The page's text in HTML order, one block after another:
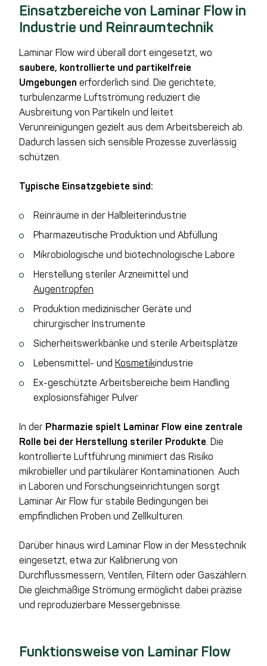
Einsatzbereiche von Laminar Flow in
Industrie und Reinraumtechnik
Laminar Flow wird überall dort eingesetzt, wo
saubere, kontrollierte und partikelfreie
Umgebungen erforderlich sind. Die gerichtete,
turbulenzarme Luftströmung reduziert die
Ausbreitung von Partikeln und leitet
Verunreinigungen gezielt aus dem Arbeitsbereich ab.
Dadurch lassen sich sensible Prozesse zuverlässig
schützen.
Typische Einsatzgebiete sind:
Reinräume in der Halbleiterindustrie
Pharmazeutische Produktion und Abfüllung
Mikrobiologische und biotechnologische Labore
Herstellung steriler Arzneimittel und
Augentropfen
Produktion medizinischer Geräte und
chirurgischer Instrumente
Sicherheitswerkbänke und sterile Arbeitsplätze
Lebensmittel- und Kosmetikindustrie
Ex-geschützte Arbeitsbereiche beim Handling
explosionsfähiger Pulver
In der Pharmazie spielt Laminar Flow eine zentrale
Rolle bei der Herstellung steriler Produkte. Die
kontrollierte Luftführung minimiert das Risiko
mikrobieller und partikulärer Kontaminationen. Auch
in Laboren und Forschungseinrichtungen sorgt
Laminar Air Flow für stabile Bedingungen bei
empfindlichen Proben und Zellkulturen.
Darüber hinaus wird Laminar Flow in der Messtechnik
eingesetzt, etwa zur Kalibrierung von
Durchflussmessern, Ventilen, Filtern oder Gaszählern.
Die gleichmäßige Strömung ermöglicht dabei präzise
und reproduzierbare Messergebnisse.
Funktionsweise von Laminar Flow